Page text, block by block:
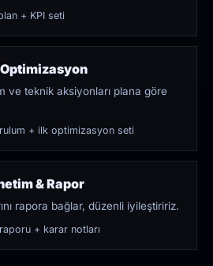
+ KPI seti
ve teknik aksiyonları plana göre
+ ilk optimizasyon seti
& Rapor
rapora bağlar, düzenli iyileştiririz.
+ karar notları